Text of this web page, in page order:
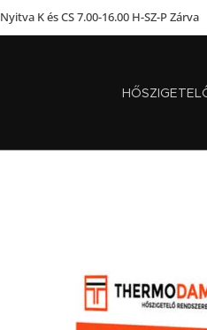
Nyitva K és CS 7.00-16.00 H-SZ-P Zárva